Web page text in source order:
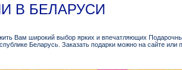
В БЕЛАРУСИ
Вам широкий выбор ярких и впечатляющих
Беларусь. Заказать подарки можно на сайте или